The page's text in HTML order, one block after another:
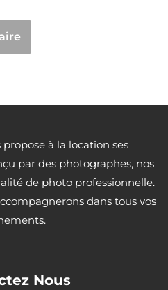
à la location ses
par des photographes, nos
de photo professionnelle.
dans tous vos
Nous